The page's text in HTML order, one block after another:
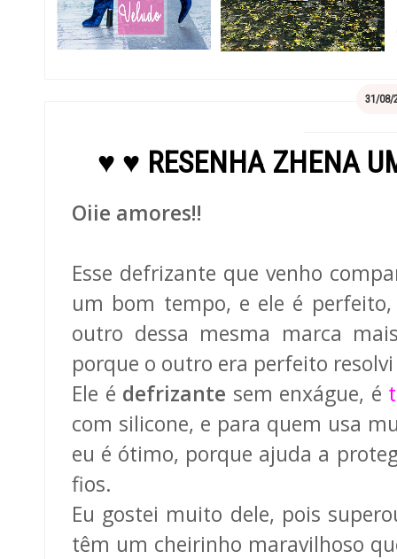
31/08/
♥ ♥ RESENHA ZHENA
Oiie amores!!
Esse defrizante que venho
um bom tempo, e ele é
outro dessa mesma marca
porque o outro era perfeito
Ele é defrizante sem enxágue, é
com silicone, e para quem usa
eu é ótimo, porque ajuda a
fios.
Eu gostei muito dele, pois
têm um cheirinho maravilhoso